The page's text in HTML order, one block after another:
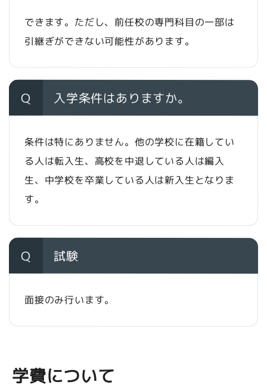
できます。ただし、前任校の専門科目の一部は
引継ぎができない可能性があります。
Q 入学条件はありますか。
条件は特にありません。他の学校に在籍してい
る人は転入生、高校を中退している人は編入
生、中学校を卒業している人は新入生となりま
す。
Q 試験
面接のみ行います。
学費について